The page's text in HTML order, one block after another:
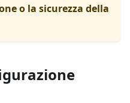
o la sicurezza della